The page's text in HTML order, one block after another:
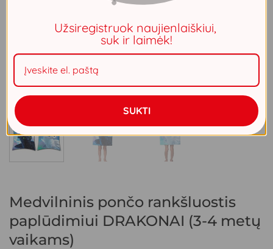
Medvilninis pončo rankšluostis
paplūdimiui DRAKONAI (3-4 metų
vaikams)
Užsiregistruok naujienlaiškiui,
suk ir laimėk!
SUKTI